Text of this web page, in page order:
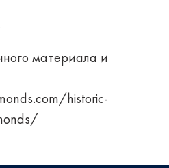
материала и
historic-